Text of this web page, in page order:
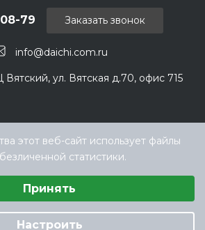
info@daichi.com.ru
79
Вятский, ул. Вятская д.70, офис 715
Заказать звонок
дилер Daichi в РФ
этот веб-сайт использует файлы
статистики.
Принять
Настроить